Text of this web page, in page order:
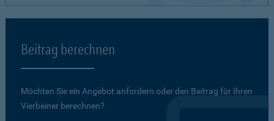
Beitrag berechnen
Möchten Sie ein Angebot anfordern oder den Beitrag für Ihren
Vierbeiner berechnen?